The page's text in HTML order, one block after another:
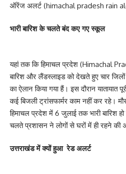
ऑरेंज अलर्ट (himachal pradesh rain
भारी बारिश के चलते बंद कए गए स्कूल
यहां तक कि हिमाचल प्रदेश (Himachal
बारिश और लैंडस्लाइड को देखते हुए चार
का ऐलान किया गया हैं। इस दौरान
कई बिजली ट्रांसफार्मर काम नहीं कर रहे।
हिमाचल प्रदेश में 6 जुलाई तक भारी बारिश
चलते प्रशासन ने लोगों से घरों में ही रहने की
उत्तराखंड में क्यों हुआ रेड अलर्ट